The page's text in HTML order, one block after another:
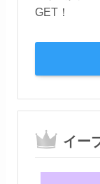
新規会員登